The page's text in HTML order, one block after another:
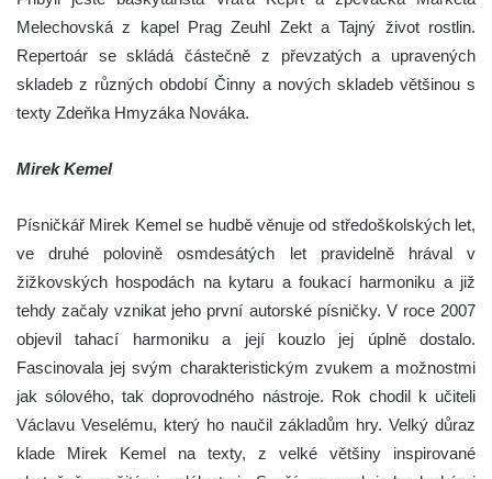
Melechovská z kapel Prag Zeuhl Zekt a Tajný život rostlin.
Repertoár se skládá částečně z převzatých a upravených
skladeb z různých období Činny a nových skladeb většinou s
texty Zdeňka Hmyzáka Nováka.
Mirek Kemel
Písničkář Mirek Kemel se hudbě věnuje od středoškolských let,
ve druhé polovině osmdesátých let pravidelně hrával v
žižkovských hospodách na kytaru a foukací harmoniku a již
tehdy začaly vznikat jeho první autorské písničky. V roce 2007
objevil tahací harmoniku a její kouzlo jej úplně dostalo.
Fascinovala jej svým charakteristickým zvukem a možnostmi
jak sólového, tak doprovodného nástroje. Rok chodil k učiteli
Václavu Veselému, který ho naučil základům hry. Velký důraz
klade Mirek Kemel na texty, z velké většiny inspirované